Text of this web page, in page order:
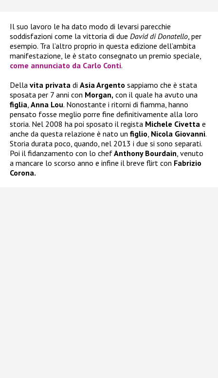
Il suo lavoro le ha dato modo di levarsi parecchie
soddisfazioni come la vittoria di due David di Donatello, per
esempio. Tra l’altro proprio in questa edizione dell’ambita
manifestazione, le è stato consegnato un premio speciale,
come annunciato da Carlo Conti.
Della vita privata di Asia Argento sappiamo che è stata
sposata per 7 anni con Morgan, con il quale ha avuto una
figlia, Anna Lou. Nonostante i ritorni di fiamma, hanno
pensato fosse meglio porre fine definitivamente alla loro
storia. Nel 2008 ha poi sposato il regista Michele Civetta e
anche da questa relazione è nato un figlio, Nicola Giovanni.
Storia durata poco, quando, nel 2013 i due si sono separati.
Poi il fidanzamento con lo chefAnthony Bourdain, venuto
a mancare lo scorso anno e infine il breve flirt con Fabrizio
Corona.